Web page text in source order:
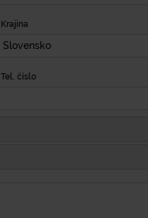
Krajina
Slovensko
Tel. číslo